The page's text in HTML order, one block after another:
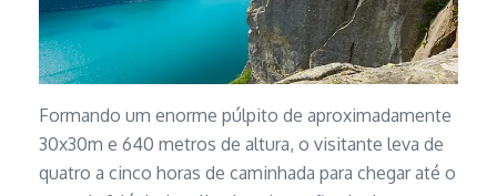
Formando um enorme púlpito de aproximadamente
30x30m e 640 metros de altura, o visitante leva de
quatro a cinco horas de caminhada para chegar até o